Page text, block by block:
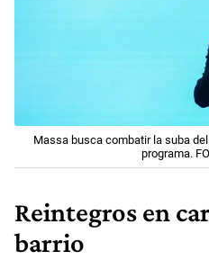
Massa busca combatir la suba
programa.
Reintegros en
barrio